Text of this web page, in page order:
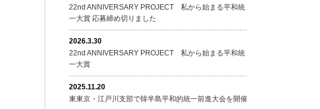
22nd ANNIVERSARY PROJECT 私から始まる平和統
一大賞 応募締め切りました
2026.3.30
22nd ANNIVERSARY PROJECT 私から始まる平和統
一大賞
2025.11.20
東東京・江戸川支部で韓半島平和的統一前進大会を開催